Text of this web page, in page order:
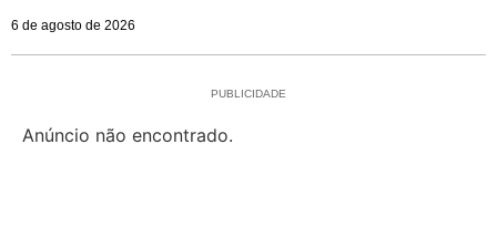
6 de agosto de 2026
PUBLICIDADE
Anúncio não encontrado.